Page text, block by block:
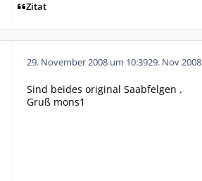
Zitat
29. November 2008 um 10:3929. Nov 2008
Sind beides original Saabfelgen .
Gruß mons1